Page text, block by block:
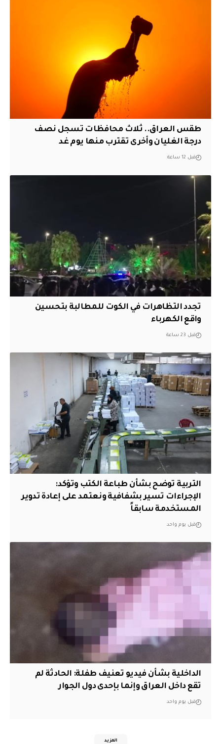
طقس العراق.. ثلاث محافظات تسجل نصف
درجة الغليان وأخرى تقترب منها يوم غد
قبل 12 ساعة
تجدد التظاهرات في الكوت للمطالبة بتحسين
واقع الكهرباء
قبل 23 ساعة
التربية توضح بشأن طباعة الكتب وتؤكد:
الإجراءات تسير بشفافية ونعتمد على إعادة تدوير
المستخدمة سابقاً
قبل يوم واحد
الداخلية بشأن فيديو تعنيف طفلة: الحادثة لم
تقع داخل العراق وإنما بإحدى دول الجوار
قبل يوم واحد
المزيد